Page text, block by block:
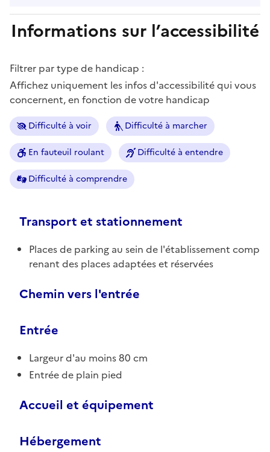
Informations sur l’accessibilité
Filtrer par type de handicap :
Affichez uniquement les infos d'accessibilité qui vous
concernent, en fonction de votre handicap
Difficulté à voir Difficulté à marcher
En fauteuil roulant Difficulté à entendre
Difficulté à comprendre
Transport et stationnement
Places de parking au sein de l'établissement comp
renant des places adaptées et réservées
Chemin vers l'entrée
Entrée
Largeur d'au moins 80 cm
Entrée de plain pied
Accueil et équipement
Hébergement